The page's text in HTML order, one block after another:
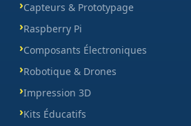
Capteurs & Prototypage
Raspberry Pi
Composants Électroniques
Robotique & Drones
Impression 3D
Kits Éducatifs